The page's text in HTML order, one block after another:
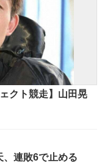
クト競走】山田晃
連敗6で止める